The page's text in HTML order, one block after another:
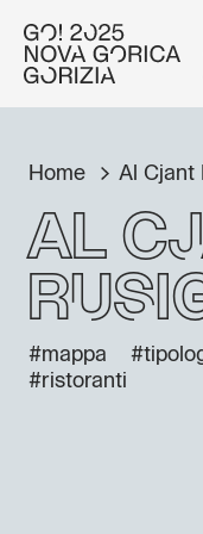
Home Al Cjant
Al
#mappa
#ristoranti